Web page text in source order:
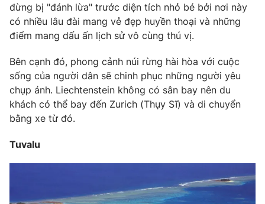
Học trực tuyến
Hitech Công nghệ tương lai
Sản phẩm
Thị trường
Tư vấn
Giao lưu trực tuyến
Lịch phát sóng
Chuyên mục khác
Emagazine
Photo Infographic
Shorts video
đừng bị "đánh lừa" trước diện tích nhỏ bé bởi nơi này
có nhiều lâu đài mang vẻ đẹp huyền thoại và những
điểm mang dấu ấn lịch sử vô cùng thú vị.
Bên cạnh đó, phong cảnh núi rừng hài hòa với cuộc
sống của người dân sẽ chinh phục những người yêu
chụp ảnh. Liechtenstein không có sân bay nên du
khách có thể bay đến Zurich (Thụy Sĩ) và di chuyển
bằng xe từ đó.
Tuvalu